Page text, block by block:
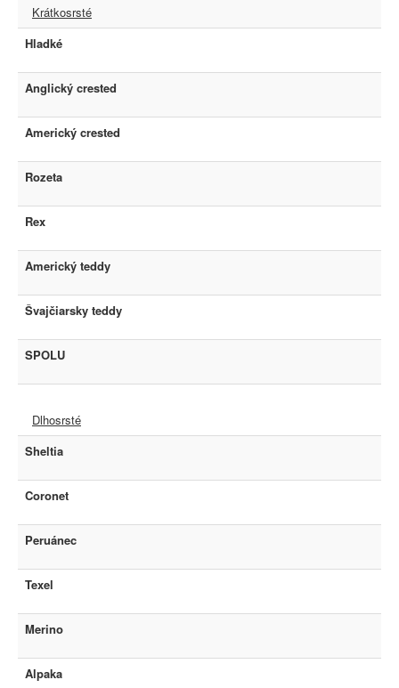
Krátkosrsté
Hladké
Anglický crested
Americký crested
Rozeta
Rex
Americký teddy
Švajčiarsky teddy
SPOLU
Dlhosrsté
Sheltia
Coronet
Peruánec
Texel
Merino
Alpaka